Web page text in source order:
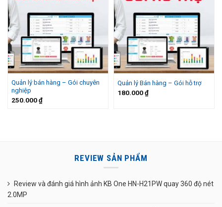
Quản lý bán hàng – Gói chuyên
nghiệp
250.000₫
Quản lý Bán hàng – Gói hỗ trợ
180.000₫
REVIEW SẢN PHẨM
Review và đánh giá hình ảnh KB One HN-H21PW quay 360 độ nét
2.0MP